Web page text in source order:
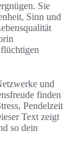
Sie
Sinn und
und
finden
Pendelzeit
Text zeigt
so dein